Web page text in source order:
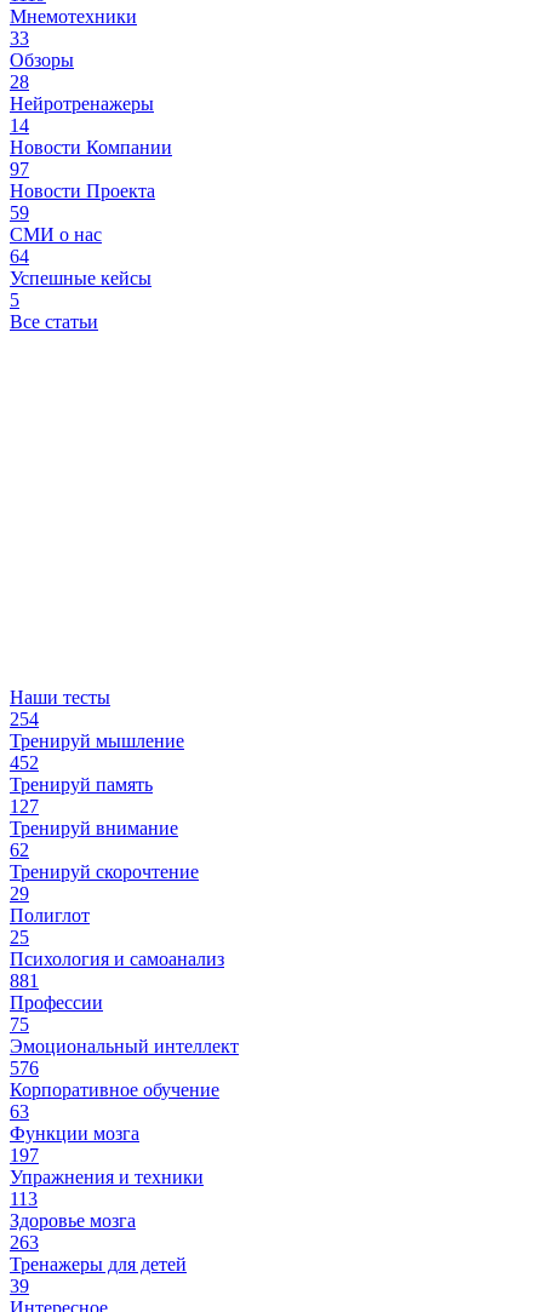
Мнемотехники
33
Обзоры
28
Нейротренажеры
14
Новости Компании
97
Новости Проекта
59
СМИ о нас
64
Успешные кейсы
5
Все статьи
Наши тесты
254
Тренируй мышление
452
Тренируй память
127
Тренируй внимание
62
Тренируй скорочтение
29
Полиглот
25
Психология и самоанализ
881
Профессии
75
Эмоциональный интеллект
576
Корпоративное обучение
63
Функции мозга
197
Упражнения и техники
113
Здоровье мозга
263
Тренажеры для детей
39
Интересное